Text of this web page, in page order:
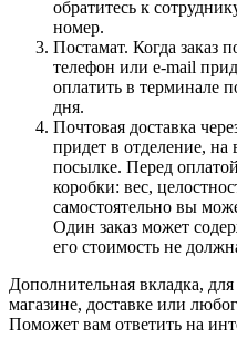
обратитесь к
номер.
Постамат. Когда заказ
телефон или e-mail
оплатить в терминале
дня.
Почтовая доставка
придет в отделение,
посылке. Перед
коробки: вес,
самостоятельно вы
Один заказ может
его стоимость не
Дополнительная вкладка,
магазине, доставке или
Поможет вам ответить на